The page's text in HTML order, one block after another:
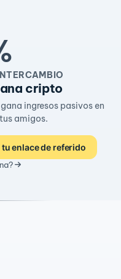
cripto
ingresos pasivos en
amigos.
enlace de referido